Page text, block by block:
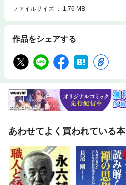
ファイルサイズ
1.76 MB
作品をシェアする
あわせてよく買われている本